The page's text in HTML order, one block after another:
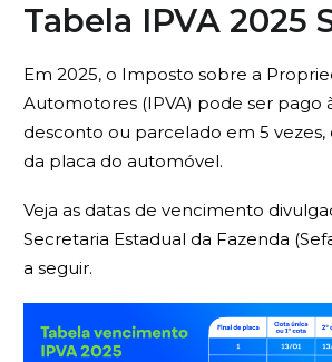
Tabela IPVA 2025
Em 2025, o Imposto sobre a
Automotores (IPVA) pode ser pago
desconto ou parcelado em 5
da placa do automóvel.
Veja as datas de vencimento
Secretaria Estadual da Fazenda
a seguir.